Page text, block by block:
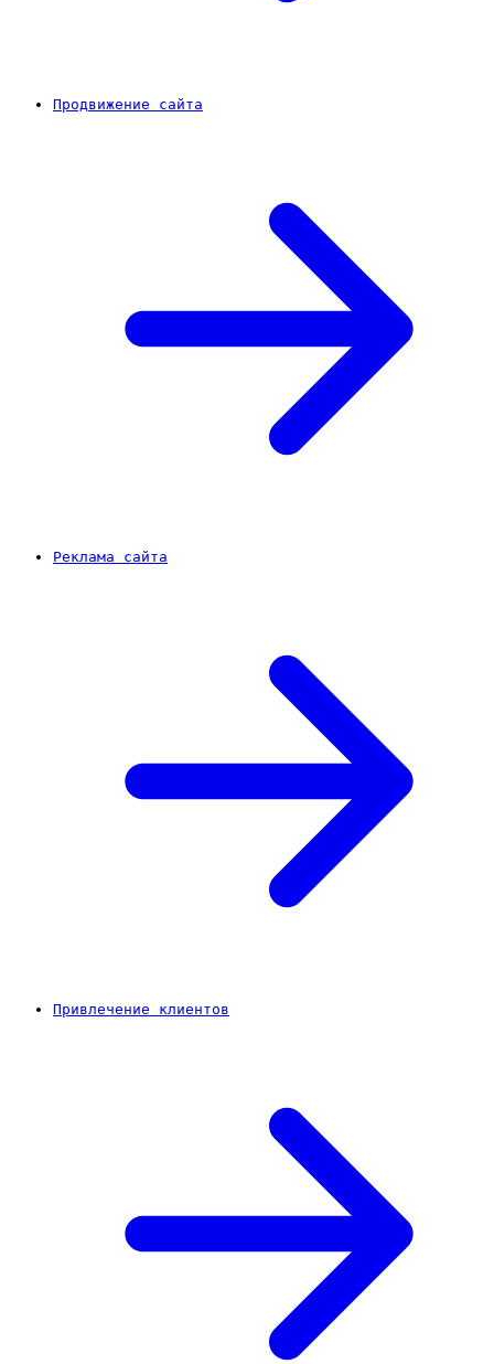
Продвижение сайта
Реклама сайта
Привлечение клиентов